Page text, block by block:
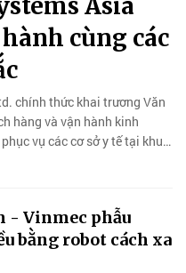
cùng các
chính thức khai trương Văn
hàng và vận hành kinh
vụ các cơ sở y tế tại khu
- Vinmec phẫu
bằng robot cách xa